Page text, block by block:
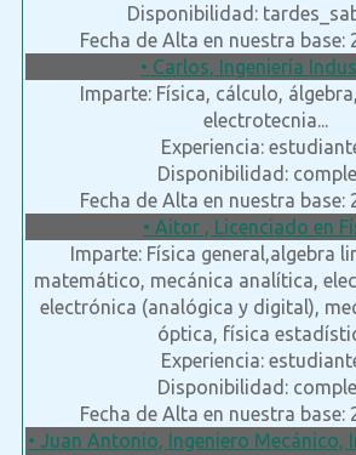
Disponibilidad:
Fecha de Alta en nuestra base:
• Carlos, Ingeniería
Imparte: Física, cálculo,
electrotecnia...
Experiencia:
Disponibilidad:
Fecha de Alta en nuestra base:
• Aitor , Licenciado en
Imparte: Física general,algebra
matemático, mecánica analítica,
electrónica (analógica y digital),
óptica, física
Experiencia:
Disponibilidad:
Fecha de Alta en nuestra base:
• Juan Antonio, Ingeniero Mecánico,